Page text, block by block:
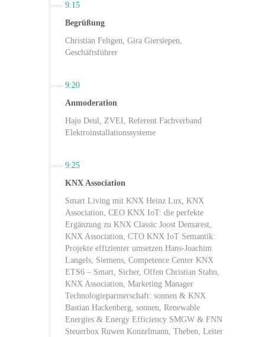
9:15
Begrüßung
Christian Feltgen, Gira Giersiepen,
Geschäftsführer
9:20
Anmoderation
Hajo Deul, ZVEI, Referent Fachverband
Elektroinstallationssysteme
9:25
KNX Association
Smart Living mit KNX Heinz Lux, KNX
Association, CEO KNX IoT: die perfekte
Ergänzung zu KNX Classic Joost Demarest,
KNX Association, CTO KNX IoT Semantik:
Projekte effizienter umsetzen Hans-Joachim
Langels, Siemens, Competence Center KNX
ETS6 – Smart, Sicher, Offen Christian Stahn,
KNX Association, Marketing Manager
Technologiepartnerschaft: sonnen & KNX
Bastian Hackenberg, sonnen, Renewable
Energies & Energy Efficiency SMGW & FNN
Steuerbox Ruwen Konzelmann, Theben, Leiter